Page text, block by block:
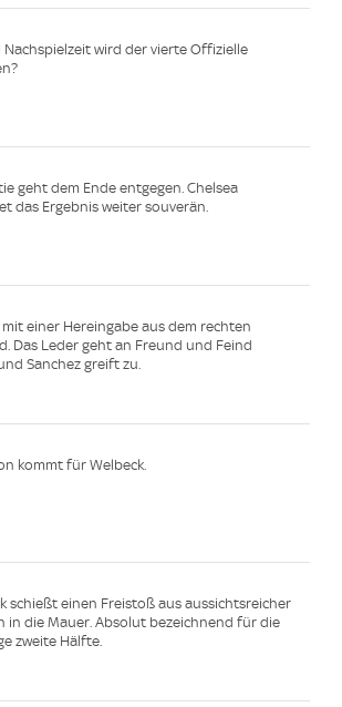
Nachspielzeit wird der vierte Offizielle
geht dem Ende entgegen. Chelsea
das Ergebnis weiter souverän.
einer Hereingabe aus dem rechten
Das Leder geht an Freund und Feind
Sanchez greift zu.
kommt für Welbeck.
schießt einen Freistoß aus aussichtsreicher
in die Mauer. Absolut bezeichnend für die
zweite Hälfte.